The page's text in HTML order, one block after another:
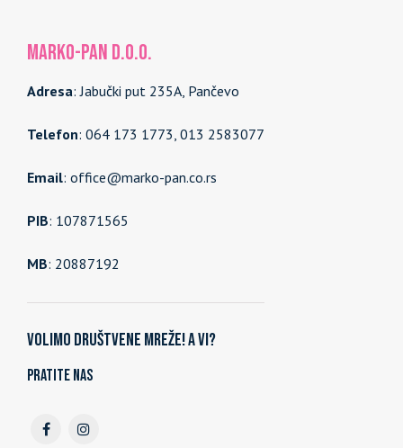
MARKO-PAN d.o.o.
Adresa: Jabučki put 235A, Pančevo
Telefon: 064 173 1773, 013 2583077
Email: office@marko-pan.co.rs
PIB: 107871565
MB: 20887192
Volimo društvene mreže! A vi?
Pratite nas